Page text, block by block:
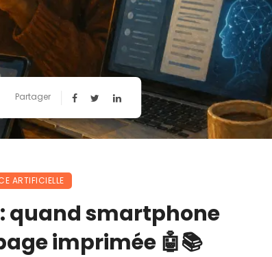
Partager
ARTIFICIELLE
quand smartphone
imprimée 🤖📚